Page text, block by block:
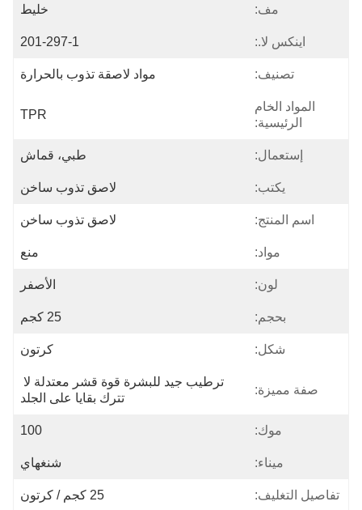
مف: خليط
اينكس لا.: 201-297-1
تصنيف: مواد لاصقة تذوب بالحرارة
المواد الخام
الرئيسية:
TPR
إستعمال: طبي، قماش
يكتب: لاصق تذوب ساخن
اسم المنتج: لاصق تذوب ساخن
مواد: منع
لون: الأصفر
بحجم: 25 كجم
شكل: كرتون
صفة مميزة:
ترطيب جيد للبشرة قوة قشر معتدلة لا
تترك بقايا على الجلد
موك: 100
ميناء: شنغهاي
تفاصيل التغليف: 25 كجم / كرتون